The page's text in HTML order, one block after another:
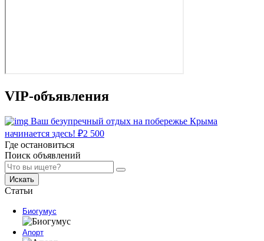
VIP-объявления
Ваш безупречный отдых на побережье Крыма
начинается здесь! ₽2 500
Где остановиться
Поиск объявлений
Искать
Статьи
Биогумус
Апорт